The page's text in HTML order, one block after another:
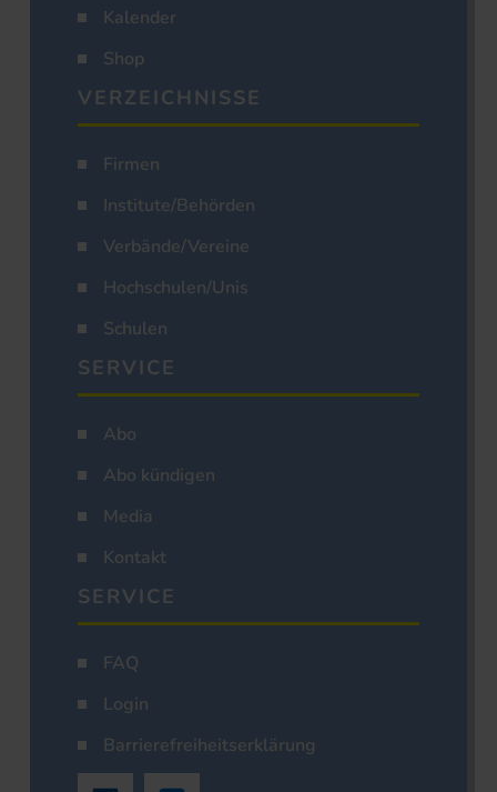
Kalender
Shop
VERZEICHNISSE
Firmen
Institute/Behörden
Verbände/Vereine
Hochschulen/Unis
Schulen
SERVICE
Abo
Abo kündigen
Media
Kontakt
SERVICE
FAQ
Login
Barrierefreiheitserklärung